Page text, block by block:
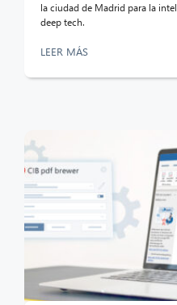
la ciudad de Madrid para la
deep tech.
LEER MÁS
CIB AI ChatBot